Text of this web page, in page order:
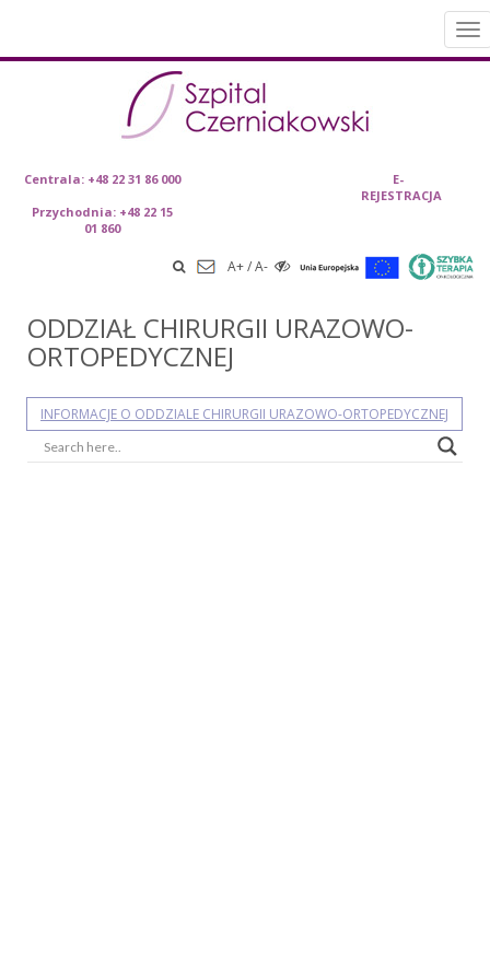
Skip
Centrala: +48 22 31 86 000
Przychodnia: +48 22 15
01 860
E-
REJESTRACJA
A+/A-
ODDZIAŁ CHIRURGII URAZOWO-
ORTOPEDYCZNEJ
INFORMACJE O ODDZIALE CHIRURGII URAZOWO-ORTOPEDYCZNEJ